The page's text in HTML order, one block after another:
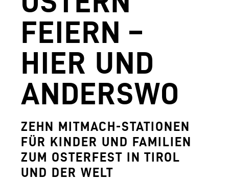
DOWNLOADS
FERDINANDEUM
HOFKIRCHE
DAS TIROL PANORAMA MIT
ZEUGHAUS
AGUNTUM MUSEUM -
FEIERN –
HIER UND
ANDERSWO
ZEHN MITMACH-STATIONEN
FÜR KINDER UND FAMILIEN
ZUM OSTERFEST IN TIROL
UND DER WELT